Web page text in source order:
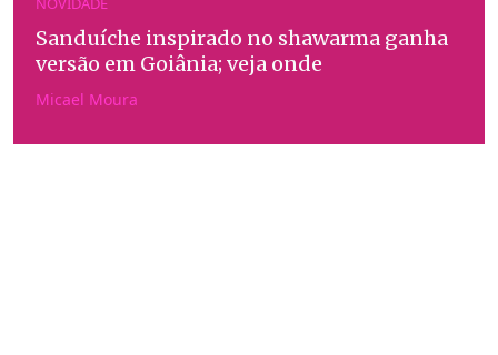
Sanduíche inspirado no shawarma ganha
versão em Goiânia; veja onde
Micael Moura